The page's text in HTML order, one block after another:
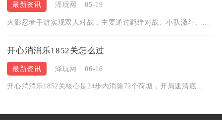
最新资讯 泽玩网 05-19
开心消消乐1852关怎么过
最新资讯 泽玩网 06-16
开心消消乐1852关核心是24步内消除72个荷塘，开局速清底...